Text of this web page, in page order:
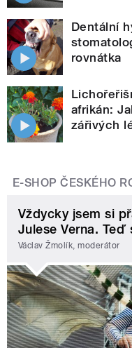
Dentální
rovnátka
afrikán:
zářivých
E-SHOP ČESKÉHO
Vždycky jsem si
Julese Verna.
Václav Žmolík, moderátor